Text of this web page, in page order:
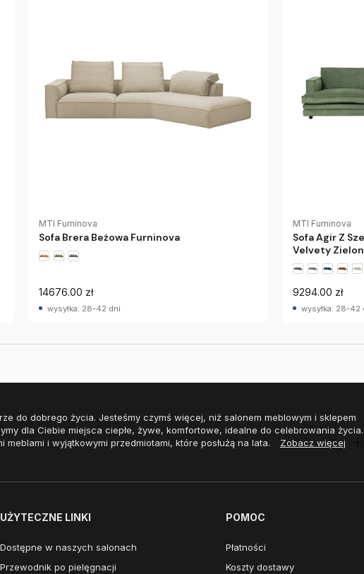
MTI Furninova
Sofa Brera Beżowa Furninova
14676.00 zł
wysyłka: 28-42 dni
MTI Furninova
Sofa Agir Z
Velvety
9294.00 zł
wysyłka: 28-42
do dobrego życia. Jesteśmy czymś więcej, niż salonem meblowym i sklepem
dla Ciebie miejsca ciepłe, żywe, komfortowe, idealne do celebrowania
meblami i wyjątkowymi przedmiotami, które posłużą na lata.
Zobacz więcej
UŻYTECZNE LINKI
Dostępne w naszych salonach
Przewodnik po pielęgnacji
POMOC
Płatności
Koszty dostawy